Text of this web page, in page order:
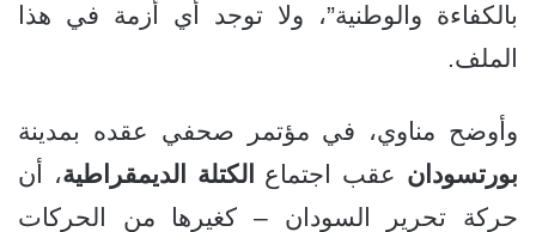
بالكفاءة والوطنية”، ولا توجد أي أزمة في هذا
الملف.
وأوضح مناوي، في مؤتمر صحفي عقده بمدينة
بورتسودان عقب اجتماع الكتلة الديمقراطية، أن
حركة تحرير السودان – كغيرها من الحركات